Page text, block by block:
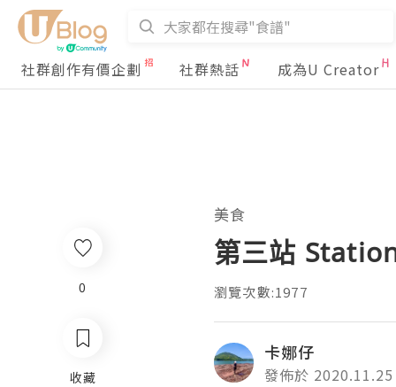
社群創作有價企劃 社群熱話 成為U Creator
0
收藏
美食
第三站
瀏覽次數:1977
卡娜仔
發佈於 2020.11.25